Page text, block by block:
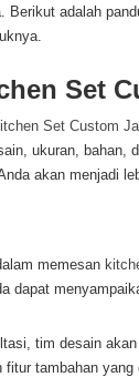
Berikut adalah
Set
Set Custom
ukuran, bahan,
akan menjadi
memesan
dapat
tim desain
tambahan yang